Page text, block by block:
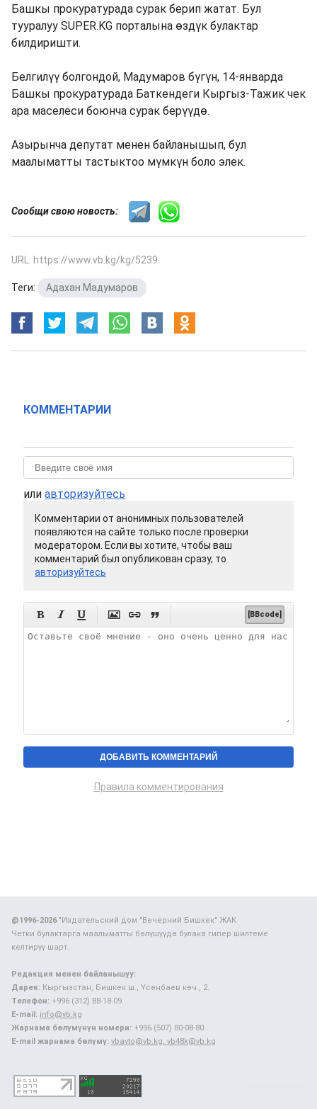
Башкы прокуратурада сурак берип жатат. Бул
тууралуу SUPER.KG порталына өздүк булактар
билдиришти.
Белгилүү болгондой, Мадумаров бүгүн, 14-январда
Башкы прокуратурада Баткендеги Кыргыз-Тажик чек
ара маселеси боюнча сурак берүүдө.
Азырынча депутат менен байланышып, бул
маалыматты тастыктоо мүмкүн боло элек.
Сообщи свою новость:
URL: https://www.vb.kg/kg/5239
Теги: Адахан Мадумаров
КОММЕНТАРИИ
или авторизуйтесь
Комментарии от анонимных пользователей
появляются на сайте только после проверки
модератором. Если вы хотите, чтобы ваш
комментарий был опубликован сразу, то
авторизуйтесь
      [BBcode]
Правила комментирования
@1996-2026"Издательский дом "Вечерний Бишкек" ЖАК
Четки булактарга маалыматты бөлүшүүдө булака гипер шилтеме
келтирүү шарт.
Редакция менен байланышуу:
Дарек: Кыргызстан, Бишкек ш., Үсөнбаев көч., 2.
Телефон: +996 (312) 88-18-09.
E-mail: info@vb.kg
Жарнама бөлүмүнүн номери: +996 (507) 80-08-80.
E-mail жарнама бөлүмү: vbavto@vb.kg, vb48k@vb.kg